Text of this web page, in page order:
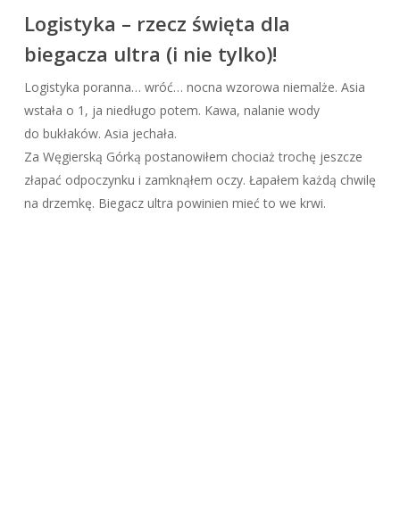
Logistyka – rzecz święta dla
biegacza ultra (i nie tylko)!
Logistyka poranna… wróć… nocna wzorowa niemalże. Asia
wstała o 1, ja niedługo potem. Kawa, nalanie wody
do bukłaków. Asia jechała.
Za Węgierską Górką postanowiłem chociaż trochę jeszcze
złapać odpoczynku i zamknąłem oczy. Łapałem każdą chwilę
na drzemkę. Biegacz ultra powinien mieć to we krwi.